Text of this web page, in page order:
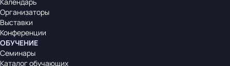
Календарь
Организаторы
Выставки
Конференции
ОБУЧЕНИЕ
Семинары
Каталог обучающих